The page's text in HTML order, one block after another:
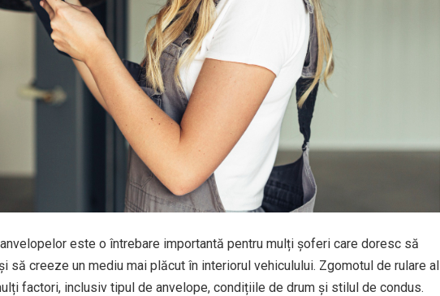
este o întrebare importantă pentru mulți șoferi care doresc să
creeze un mediu mai plăcut în interiorul vehiculului. Zgomotul de rulare al
factori, inclusiv tipul de anvelope, condițiile de drum și stilul de condus.